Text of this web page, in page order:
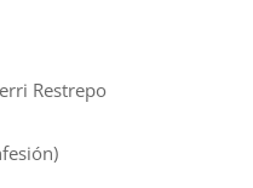
Restrepo